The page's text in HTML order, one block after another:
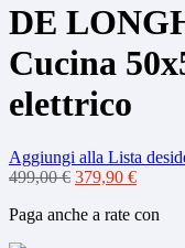
DE
Cucina
elettrico
Aggiungi alla Lista
499,00€ Il
originale
379,90 €Il
attuale
Paga anche a rate con